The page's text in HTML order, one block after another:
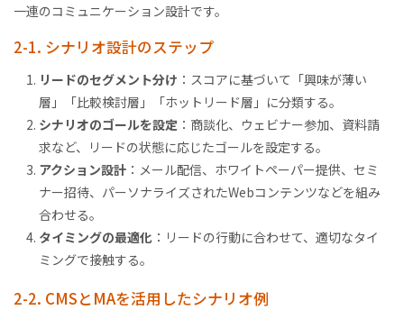
一連のコミュニケーション設計です。
2-1. シナリオ設計のステップ
リードのセグメント分け ：スコアに基づいて「興味が薄い
層」「比較検討層」「ホットリード層」に分類する。
シナリオのゴールを設定 ：商談化、ウェビナー参加、資料請
求など、リードの状態に応じたゴールを設定する。
アクション設計 ：メール配信、ホワイトペーパー提供、セミ
ナー招待、パーソナライズされたWebコンテンツなどを組み
合わせる。
タイミングの最適化 ：リードの行動に合わせて、適切なタイ
ミングで接触する。
2-2. CMSとMAを活用したシナリオ例